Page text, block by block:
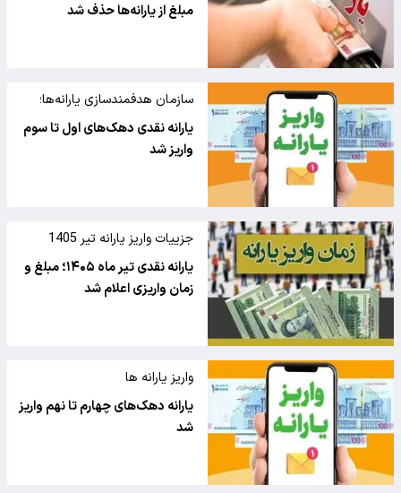
مبلغ از یارانه‌ها حذف شد
سازمان هدفمندسازی یارانه‌ها؛
یارانه نقدی دهک‌های اول تا سوم
واریز شد
جزییات واریز یارانه تیر 1405
یارانه نقدی تیر ماه ۱۴۰۵؛ مبلغ و
زمان واریزی اعلام شد
واریز یارانه ها
یارانه دهک‌های چهارم تا نهم واریز
شد